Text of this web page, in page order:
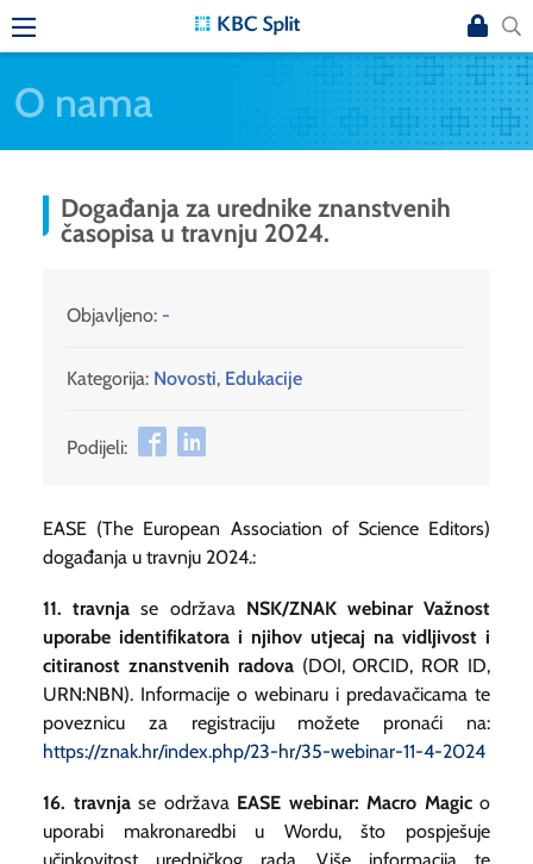
O nama
Događanja za urednike znanstvenih
časopisa u travnju 2024.
Objavljeno: -
Kategorija: Novosti, Edukacije
Podijeli:
EASE (The European Association of Science Editors)
događanja u travnju 2024.:
11. travnjase održava NSK/ZNAK webinar Važnost
uporabe identifikatora i njihov utjecaj na vidljivost i
citiranost znanstvenih radova(DOI, ORCID, ROR ID,
URN:NBN). Informacije o webinaru i predavačicama te
poveznicu za registraciju možete pronaći na:
https://znak.hr/index.php/23-hr/35-webinar-11-4-2024
16. travnja se održava EASE webinar: Macro Magic o
uporabi makronaredbi u Wordu, što pospješuje